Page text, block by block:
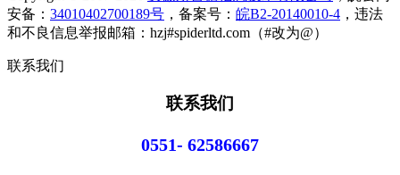
安备： 34010402700189号 ，备案号： 皖B2-20140010-4 ，违法
和不良信息举报邮箱：hzj#spiderltd.com（#改为@）
联系我们
联系我们
0551- 62586667